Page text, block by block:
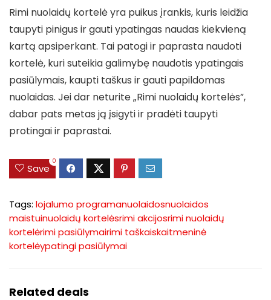
Rimi nuolaidų kortelė yra puikus įrankis, kuris leidžia
taupyti pinigus ir gauti ypatingas naudas kiekvieną
kartą apsiperkant. Tai patogi ir paprasta naudoti
kortelė, kuri suteikia galimybę naudotis ypatingais
pasiūlymais, kaupti taškus ir gauti papildomas
nuolaidas. Jei dar neturite „Rimi nuolaidų kortelės”,
dabar pats metas ją įsigyti ir pradėti taupyti
protingai ir paprastai.
Save
0
Tags: lojalumo programanuolaidosnuolaidos
maistuinuolaidų kortelėsrimi akcijosrimi nuolaidų
kortelėrimi pasiūlymairimi taškaiskaitmeninė
kortelėypatingi pasiūlymai
Related deals